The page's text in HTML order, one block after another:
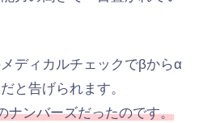
ディカルチェックでβからα
と告げられます。
ナンバーズだったのです。